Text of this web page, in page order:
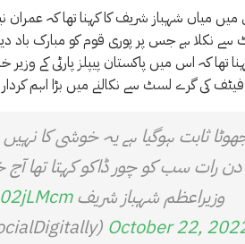
میاں شہباز شریف کا کہنا تھا کہ عمران
نکلا ہے جس پر پوری قوم کو مبارک باد
کہ اس میں پاکستان پیپلز پارٹی کے وزیر
کی گرے لسٹ سے نکالنے میں بڑا اہم کردار
ثابت ہوگیا ہے یہ خوشی کا
سب کو چور ڈاکو کہتا تھا آج
وزیراعظم شہباز شریف
October 22,